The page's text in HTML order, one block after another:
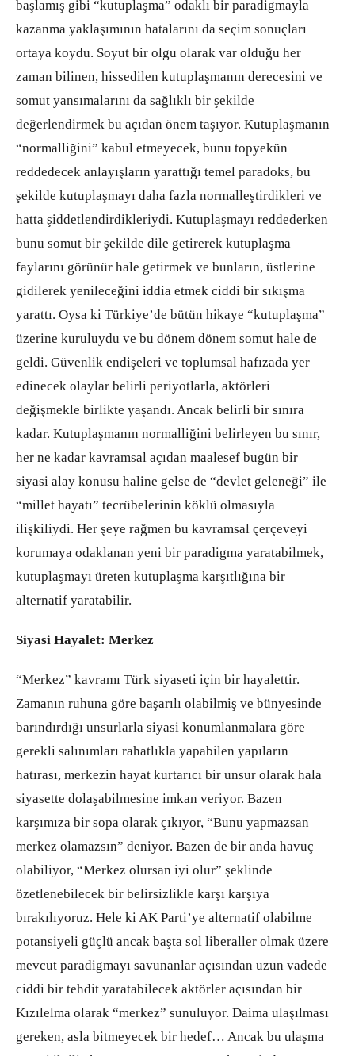
başlamış gibi “kutuplaşma” odaklı bir paradigmayla
kazanma yaklaşımının hatalarını da seçim sonuçları
ortaya koydu. Soyut bir olgu olarak var olduğu her
zaman bilinen, hissedilen kutuplaşmanın derecesini ve
somut yansımalarını da sağlıklı bir şekilde
değerlendirmek bu açıdan önem taşıyor. Kutuplaşmanın
“normalliğini” kabul etmeyecek, bunu topyekün
reddedecek anlayışların yarattığı temel paradoks, bu
şekilde kutuplaşmayı daha fazla normalleştirdikleri ve
hatta şiddetlendirdikleriydi. Kutuplaşmayı reddederken
bunu somut bir şekilde dile getirerek kutuplaşma
faylarını görünür hale getirmek ve bunların, üstlerine
gidilerek yenileceğini iddia etmek ciddi bir sıkışma
yarattı. Oysa ki Türkiye’de bütün hikaye “kutuplaşma”
üzerine kuruluydu ve bu dönem dönem somut hale de
geldi. Güvenlik endişeleri ve toplumsal hafızada yer
edinecek olaylar belirli periyotlarla, aktörleri
değişmekle birlikte yaşandı. Ancak belirli bir sınıra
kadar. Kutuplaşmanın normalliğini belirleyen bu sınır,
her ne kadar kavramsal açıdan maalesef bugün bir
siyasi alay konusu haline gelse de “devlet geleneği” ile
“millet hayatı” tecrübelerinin köklü olmasıyla
ilişkiliydi. Her şeye rağmen bu kavramsal çerçeveyi
korumaya odaklanan yeni bir paradigma yaratabilmek,
kutuplaşmayı üreten kutuplaşma karşıtlığına bir
alternatif yaratabilir.
Siyasi Hayalet: Merkez
“Merkez” kavramı Türk siyaseti için bir hayalettir.
Zamanın ruhuna göre başarılı olabilmiş ve bünyesinde
barındırdığı unsurlarla siyasi konumlanmalara göre
gerekli salınımları rahatlıkla yapabilen yapıların
hatırası, merkezin hayat kurtarıcı bir unsur olarak hala
siyasette dolaşabilmesine imkan veriyor. Bazen
karşımıza bir sopa olarak çıkıyor, “Bunu yapmazsan
merkez olamazsın” deniyor. Bazen de bir anda havuç
olabiliyor, “Merkez olursan iyi olur” şeklinde
özetlenebilecek bir belirsizlikle karşı karşıya
bırakılıyoruz. Hele ki AK Parti’ye alternatif olabilme
potansiyeli güçlü ancak başta sol liberaller olmak üzere
mevcut paradigmayı savunanlar açısından uzun vadede
ciddi bir tehdit yaratabilecek aktörler açısından bir
Kızılelma olarak “merkez” sunuluyor. Daima ulaşılması
gereken, asla bitmeyecek bir hedef… Ancak bu ulaşma